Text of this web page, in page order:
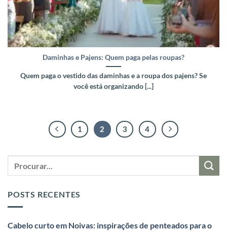
Daminhas e Pajens: Quem paga pelas roupas?
Quem paga o vestido das daminhas e a roupa dos pajens? Se
você está organizando [...]
1 2 3 4
POSTS RECENTES
Cabelo curto em Noivas: inspirações de penteados para o